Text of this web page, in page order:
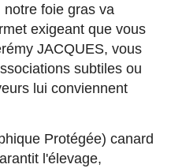
foie gras va
exigeant que vous
JACQUES, vous
subtiles ou
lui conviennent
Protégée) canard
l'élevage,